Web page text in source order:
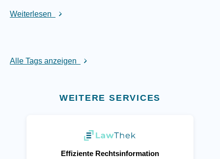
Weiterlesen
Alle Tags anzeigen
WEITERE SERVICES
Effiziente Rechtsinformation
(öffnet in neuem Tab)